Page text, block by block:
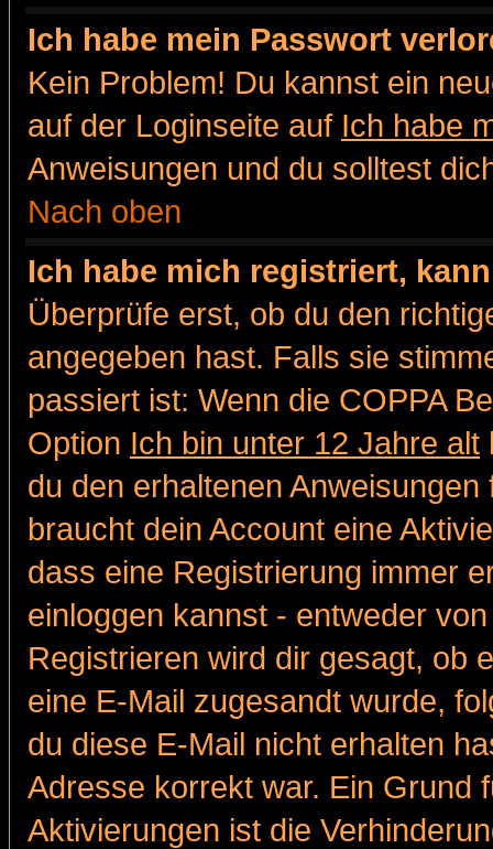
Ich habe mein Passwort
Kein Problem! Du kannst ein
auf der Loginseite auf Ich habe
Anweisungen und du solltest
Nach oben
Ich habe mich registriert,
Überprüfe erst, ob du den
angegeben hast. Falls sie
passiert ist: Wenn die COPPA
Option Ich bin unter 12 Jahre alt
du den erhaltenen
braucht dein Account eine
dass eine Registrierung immer
einloggen kannst - entweder
Registrieren wird dir gesagt, ob
eine E-Mail zugesandt wurde,
du diese E-Mail nicht erhalten
Adresse korrekt war. Ein Grund
Aktivierungen ist die